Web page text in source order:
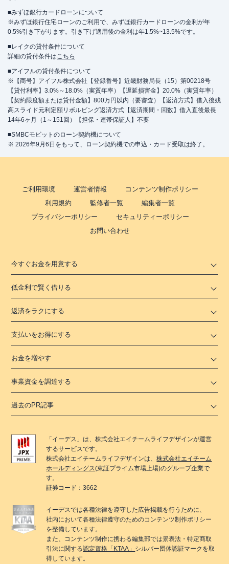
■みずほ銀行カードローンについて
※みずほ銀行住宅ローンのご利用で、みずほ銀行カードローンの金利が年
0.5%引き下がります。引き下げ適用後の金利は年1.5%~13.5%です。
■レイクの貸付条件について
詳細の貸付条件はこちら
■アイフルの貸付条件について
※【商号】アイフル株式会社【登録番号】近畿財務局長（15）第00218号
【貸付利率】3.0%～18.0%（実質年率）【遅延損害金】20.0%（実質年率）
【契約限度額または貸付金額】800万円以内（要審査）【返済方式】借入後残
高スライド元利定額リボルビング返済方式【返済期間・回数】借入直後最長
14年6ヶ月（1～151回）【担保・連帯保証人】不要
■SMBCモビットのローン契約機について
※ 2026年9月6日をもって、ローン契約機での申込・カード受取は終了。
ご利用環境 運営者情報
コンテンツ制作ポリシー
利用規約
監修者一覧
編集者一覧
プライバシーポリシー
セキュリティーポリシー
お問い合わせ
今すぐお金を用意する
低金利で賢く借りる
返済をラクにする
支払いをお得にする
お金を増やす
事業資金を調達する
過去のPR記事
「 イーデス 」は、株式会社エイチームライフデザインが運営
するサービスです。
株式会社エイチームライフデザインは、株式会社エイチーム
ホールディングス(東証プライム市場上場)のグループ企業で
す。
証券コード：3662
イーデスでは各種法律を遵守した広告掲載を行うために、
社内において各種法律遵守のためのコンテンツ制作ポリシー
を整備しています。
また、コンテンツ制作に携わる編集部では景表法・特定商取
引法に関する認定資格「KTAA」 シルバー団体認証マークを取
得しています。